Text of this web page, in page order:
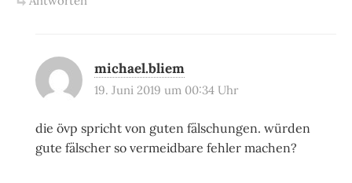
michael.bliem
19. Juni 2019 um 00:34 Uhr
die övp spricht von guten fälschungen. würden
gute fälscher so vermeidbare fehler machen?